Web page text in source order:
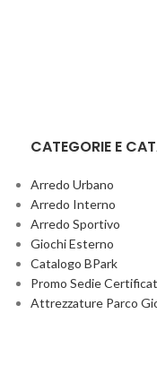
CATEGORIE E
Arredo Urbano
Arredo Interno
Arredo Sportivo
Giochi Esterno
Catalogo BPark
Promo Sedie
Attrezzature Parco